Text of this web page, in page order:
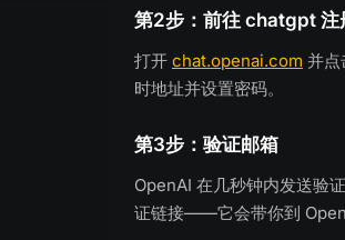
第2步：前往 chatgpt 注
打开 chat.openai.com 并点
时地址并设置密码。
第3步：验证邮箱
OpenAI 在几秒钟内发送验
证链接——它会带你到